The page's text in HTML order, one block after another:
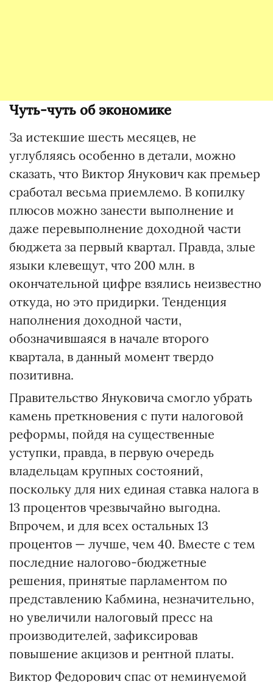
Чуть-чуть об экономике
За истекшие шесть месяцев, не
углубляясь особенно в детали, можно
сказать, что Виктор Янукович как премьер
сработал весьма приемлемо. В копилку
плюсов можно занести выполнение и
даже перевыполнение доходной части
бюджета за первый квартал. Правда, злые
языки клевещут, что 200 млн. в
окончательной цифре взялись неизвестно
откуда, но это придирки. Тенденция
наполнения доходной части,
обозначившаяся в начале второго
квартала, в данный момент твердо
позитивна.
Правительство Януковича смогло убрать
камень преткновения с пути налоговой
реформы, пойдя на существенные
уступки, правда, в первую очередь
владельцам крупных состояний,
поскольку для них единая ставка налога в
13 процентов чрезвычайно выгодна.
Впрочем, и для всех остальных 13
процентов — лучше, чем 40. Вместе с тем
последние налогово-бюджетные
решения, принятые парламентом по
представлению Кабмина, незначительно,
но увеличили налоговый пресс на
производителей, зафиксировав
повышение акцизов и рентной платы.
Виктор Федорович спас от неминуемой